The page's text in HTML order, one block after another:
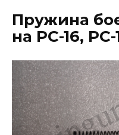
Пружина
на РС-16, РС-